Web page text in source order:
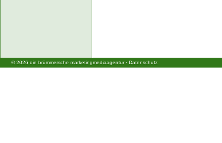
© 2026 die brümmersche marketingmediaagentur· Datenschutz